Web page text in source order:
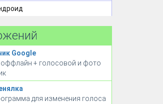
Google
оффлайн + голосовой и фото
для изменения голоса